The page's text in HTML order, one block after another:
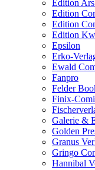
Edition
Edition
Edition
Edition
Epsilon
Erko-
Ewald
Fanpro
Felder
Finix-
Galerie &
Golden
Granus
Gringo
Hannibal